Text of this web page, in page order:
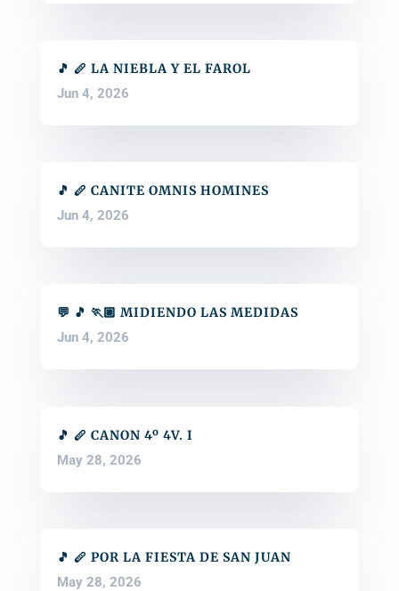
🎵 🪈 LA NIEBLA Y EL FAROL
Jun 4, 2026
🎵 🪈 CANITE OMNIS HOMINES
Jun 4, 2026
💬 🎵 🏃🏽 MIDIENDO LAS MEDIDAS
Jun 4, 2026
🎵 🪈 CANON 4º 4V. I
May 28, 2026
🎵 🪈 POR LA FIESTA DE SAN JUAN
May 28, 2026